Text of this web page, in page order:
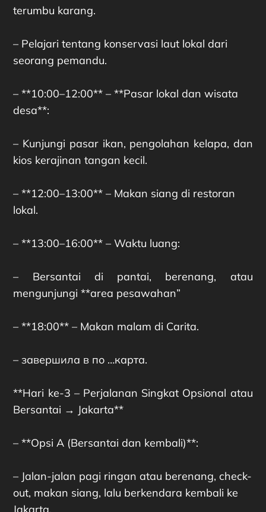
terumbu karang.
– Pelajari tentang konservasi laut lokal dari
seorang pemandu.
– **10:00–12:00** – **Pasar lokal dan wisata
desa**:
– Kunjungi pasar ikan, pengolahan kelapa, dan
kios kerajinan tangan kecil.
– **12:00–13:00** – Makan siang di restoran
lokal.
– **13:00–16:00** – Waktu luang:
– Bersantai di pantai, berenang, atau
mengunjungi **area pesawahan”
– **18:00** – Makan malam di Carita.
– завершила в по …карта.
**Hari ke-3 – Perjalanan Singkat Opsional atau
Bersantai → Jakarta**
– **Opsi A (Bersantai dan kembali)**:
– Jalan-jalan pagi ringan atau berenang, check-
out, makan siang, lalu berkendara kembali ke
Jakarta.